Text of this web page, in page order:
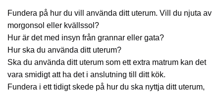
Fundera på hur du vill använda ditt uterum. Vill du njuta av
morgonsol eller kvällssol?
Hur är det med insyn från grannar eller gata?
Hur ska du använda ditt uterum?
Ska du använda ditt uterum som ett extra matrum kan det
vara smidigt att ha det i anslutning till ditt kök.
Fundera i ett tidigt skede på hur du ska nyttja ditt uterum,